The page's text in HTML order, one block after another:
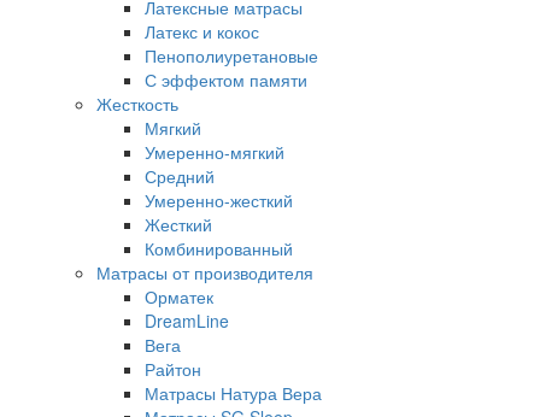
Латексные матрасы
Латекс и кокос
Пенополиуретановые
С эффектом памяти
Жесткость
Мягкий
Умеренно-мягкий
Средний
Умеренно-жесткий
Жесткий
Комбинированный
Матрасы от производителя
Орматек
DreamLine
Вега
Райтон
Матрасы Натура Вера